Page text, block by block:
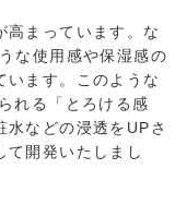
高まっています。な
な使用感や保湿感の
います。このような
れる「とろける感
などの浸透をUPさ
て開発いたしまし